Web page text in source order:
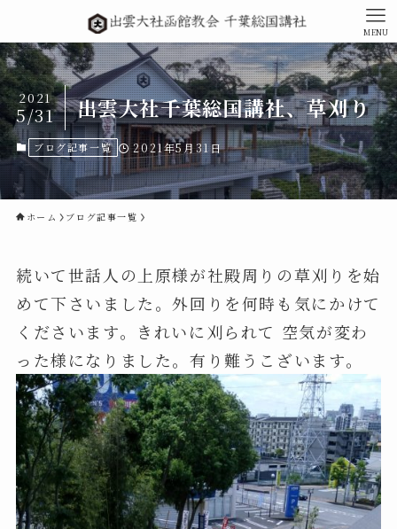
MENU
出雲大社千葉総国講社、草刈り
2021
5/31
ブログ記事一覧 2021年5月31日
ホーム ブログ記事一覧
続いて世話人の上原様が社殿周りの草刈りを始
めて下さいました。外回りを何時も気にかけて
くださいます。きれいに刈られて 空気が変わ
った様になりました。有り難うこざいます。